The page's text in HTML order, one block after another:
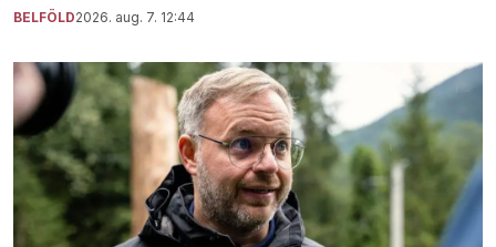
BELFÖLD2026. aug. 7. 12:44